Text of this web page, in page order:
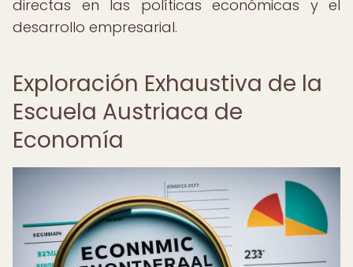
directas en las políticas económicas y el
desarrollo empresarial.
Exploración Exhaustiva de la
Escuela Austriaca de
Economía